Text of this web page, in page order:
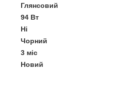
Глянсовий
94 Вт
Ні
Чорний
3 міс
Новий